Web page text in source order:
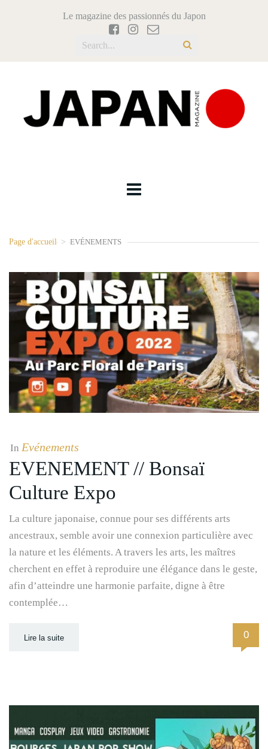
Le magazine des passionnés du Japon
Page d'accueil > EVÉNEMENTS
In Evénements
EVENEMENT // Bonsaï
Culture Expo
La culture japonaise, connue pour ses différents arts
ancestraux, semble avoir une connexion particulière avec
la nature et les éléments. A travers les arts, les maîtres
cherchent en effet à reproduire une élégance dans le geste,
afin d’atteindre une harmonie parfaite, digne à être
contemplée…
Lire la suite 0